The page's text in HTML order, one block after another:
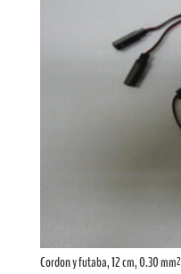
Cordon y futaba, 12 cm, 0.30 mm²